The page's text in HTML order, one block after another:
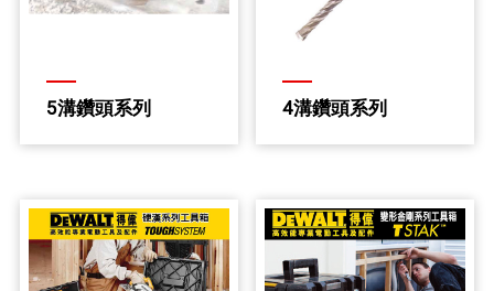
5溝鑽頭系列 4溝鑽頭系列